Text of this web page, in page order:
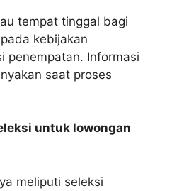
tempat tinggal bagi
kebijakan
penempatan. Informasi
saat proses
untuk lowongan
meliputi seleksi